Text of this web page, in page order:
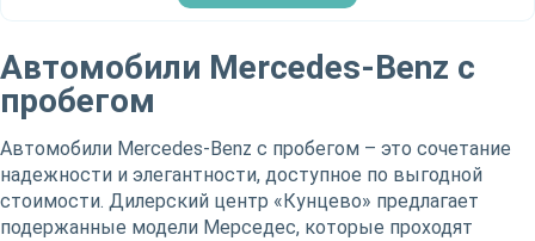
Автомобили Mercedes-Benz с
пробегом
Автомобили Mercedes-Benz с пробегом – это сочетание
надежности и элегантности, доступное по выгодной
стоимости. Дилерский центр «Кунцево» предлагает
подержанные модели Мерседес, которые проходят